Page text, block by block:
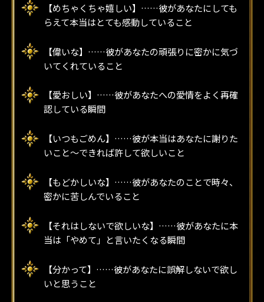
【めちゃくちゃ嬉しい】……彼があなたにしても
らえて本当はとても感動していること
【偉いな】……彼があなたの頑張りに密かに気づ
いてくれていること
【愛おしい】……彼があなたへの愛情をよく再確
認している瞬間
【いつもごめん】……彼が本当はあなたに謝りた
いこと～できれば許して欲しいこと
【もどかしいな】……彼があなたのことで時々、
密かに苦しんでいること
【それはしないで欲しいな】……彼があなたに本
当は「やめて」と言いたくなる瞬間
【分かって】……彼があなたに誤解しないで欲し
いと思うこと